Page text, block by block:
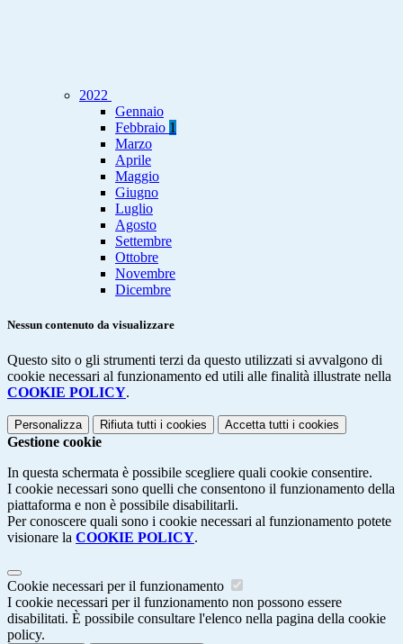
2022
Gennaio
Febbraio 1
Marzo
Aprile
Maggio
Giugno
Luglio
Agosto
Settembre
Ottobre
Novembre
Dicembre
Nessun contenuto da visualizzare
Questo sito o gli strumenti terzi da questo utilizzati si avvalgono di
cookie necessari al funzionamento ed utili alle finalità illustrate nella
COOKIE POLICY.
Personalizza Rifiuta tutti i cookies Accetta tutti i cookies
Gestione cookie
In questa schermata è possibile scegliere quali cookie consentire.
I cookie necessari sono quelli che consentono il funzionamento della
piattaforma e non è possibile disabilitarli.
Per conoscere quali sono i cookie necessari al funzionamento potete
visionare la COOKIE POLICY.
Cookie necessari per il funzionamento
I cookie necessari per il funzionamento non possono essere
disabilitati. È possibile consultare l'elenco nella pagina della cookie
policy.